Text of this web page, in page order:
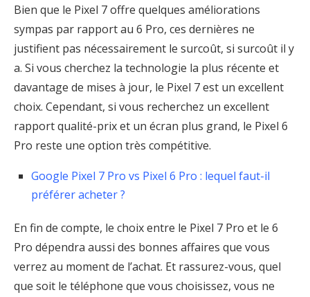
Bien que le Pixel 7 offre quelques améliorations
sympas par rapport au 6 Pro, ces dernières ne
justifient pas nécessairement le surcoût, si surcoût il y
a. Si vous cherchez la technologie la plus récente et
davantage de mises à jour, le Pixel 7 est un excellent
choix. Cependant, si vous recherchez un excellent
rapport qualité-prix et un écran plus grand, le Pixel 6
Pro reste une option très compétitive.
Google Pixel 7 Pro vs Pixel 6 Pro : lequel faut-il
préférer acheter ?
En fin de compte, le choix entre le Pixel 7 Pro et le 6
Pro dépendra aussi des bonnes affaires que vous
verrez au moment de l’achat. Et rassurez-vous, quel
que soit le téléphone que vous choisissez, vous ne